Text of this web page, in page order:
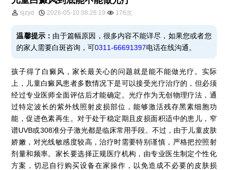
sjzyd 2026-05-10 08:26:19 176次
温馨提示： 由于篇幅原因，很多内容不能详尽，如果您或者您
的家人需要白斑咨询，可0311-66691397电话在线沟通。
孩子得了白癜风，家长最关心的问题就是能不能做光疗。实际
上，儿童白癜风患者多数情况下是可以接受光疗治疗的，但必须
经过专业医师全面评估后才能确定。光疗作为无创物理疗法，通
过特定波长的紫外线照射皮损部位，能够激活残存黑素细胞功
能，促进色素再生。对于处于稳定期且皮损面积适中的患儿，窄
谱UVB或308准分子激光都是临床常用手段。不过，由于儿童皮肤
娇嫩，对光线敏感度较高，治疗时需要特别谨慎，严格把控照射
剂量和频率。家长要选择正规医疗机构，由专业医生制定个性化
方案，切忌自行购买设备在家操作，以免造成不必要的皮肤损